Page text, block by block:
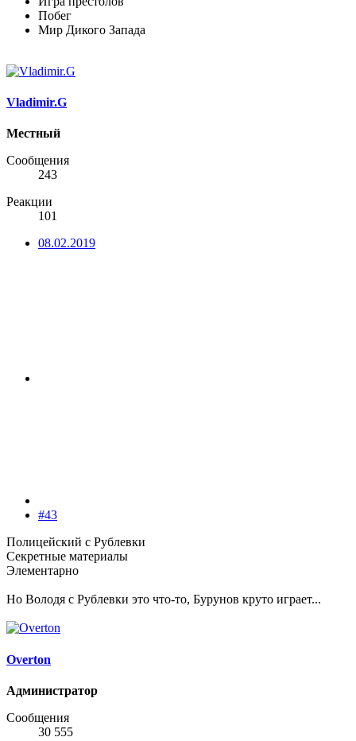
Побег
Мир Дикого Запада
Vladimir.G
Местный
Сообщения
243
Реакции
101
08.02.2019
#43
Полицейский с Рублевки
Секретные материалы
Элементарно
Но Володя с Рублевки это что-то, Бурунов круто играет...
Overton
Администратор
Сообщения
30 555